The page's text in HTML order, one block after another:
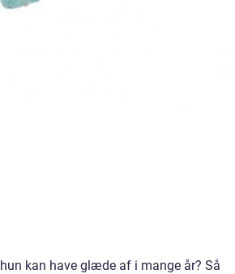
kan have glæde af i mange år? Så